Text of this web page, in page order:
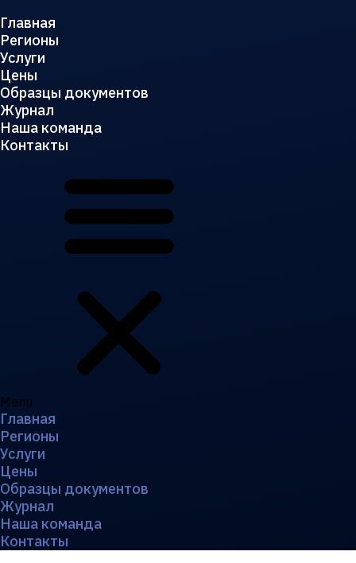
Главная
Регионы
Услуги
Цены
Образцы документов
Журнал
Наша команда
Контакты
Menu
Главная
Регионы
Услуги
Цены
Образцы документов
Журнал
Наша команда
Контакты